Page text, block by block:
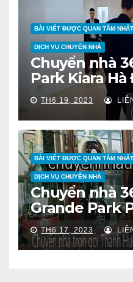
BÀI VIẾT ĐƯỢC QUAN TÂM NHẤT
DỊCH VỤ CHUYỂN NHÀ
Chuyển nhà
Park Kiara
TH6 19, 2023
BÀI VIẾT ĐƯỢC QUAN TÂM NHẤT
DỊCH VỤ CHUYỂN NHÀ
Chuyển nhà
Grande Park
TH6 17, 2023